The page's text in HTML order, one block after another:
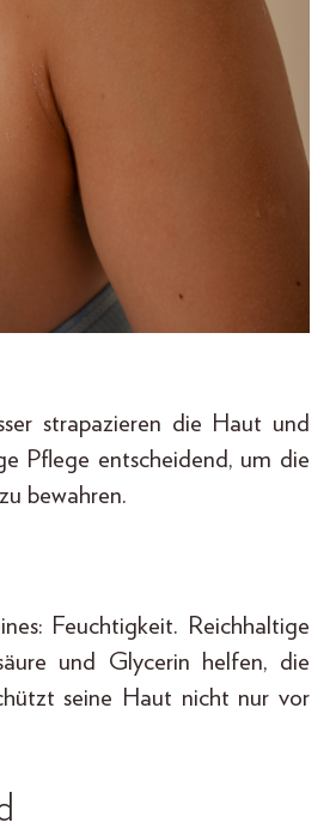
strapazieren die Haut und
Pflege entscheidend, um die
bewahren.
Feuchtigkeit. Reichhaltige
und Glycerin helfen, die
seine Haut nicht nur vor